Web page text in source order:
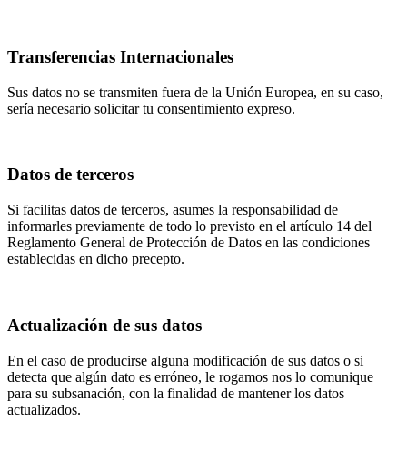
Transferencias Internacionales
Sus datos no se transmiten fuera de la Unión Europea, en su caso,
sería necesario solicitar tu consentimiento expreso.
Datos de terceros
Si facilitas datos de terceros, asumes la responsabilidad de
informarles previamente de todo lo previsto en el artículo 14 del
Reglamento General de Protección de Datos en las condiciones
establecidas en dicho precepto.
Actualización de sus datos
En el caso de producirse alguna modificación de sus datos o si
detecta que algún dato es erróneo, le rogamos nos lo comunique
para su subsanación, con la finalidad de mantener los datos
actualizados.